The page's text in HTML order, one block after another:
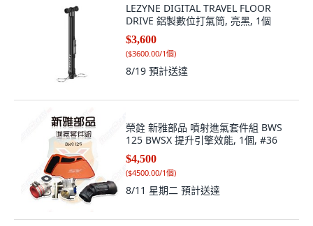
LEZYNE DIGITAL TRAVEL FLOOR
DRIVE 鋁製數位打氣筒, 亮黑, 1個
$3,600
($3600.00/1個)
8/19 預計送達
榮銓 新雅部品 噴射進氣套件組 BWS
125 BWSX 提升引擎效能, 1個, #36
$4,500
($4500.00/1個)
8/11 星期二 預計送達